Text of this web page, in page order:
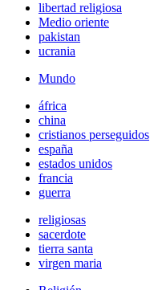
libertad religiosa
Medio oriente
pakistan
ucrania
Mundo
áfrica
china
cristianos perseguidos
españa
estados unidos
francia
guerra
religiosas
sacerdote
tierra santa
virgen maria